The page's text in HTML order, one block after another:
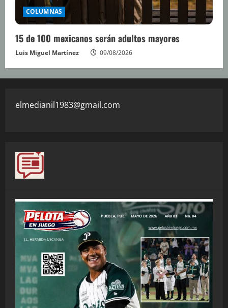
COLUMNAS
15 de 100 mexicanos serán adultos mayores
Luis Miguel Martínez 09/08/2026
elmedianil1983@gmail.com